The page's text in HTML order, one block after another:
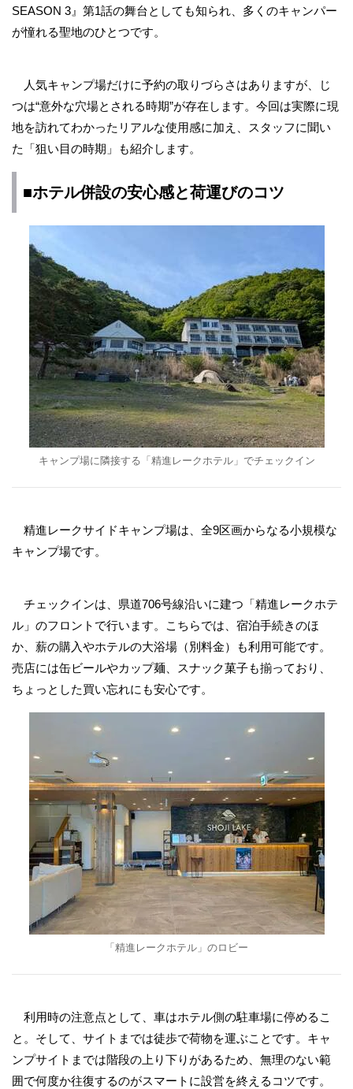
SEASON 3』第1話の舞台としても知られ、多くのキャンパー
が憧れる聖地のひとつです。
人気キャンプ場だけに予約の取りづらさはありますが、じ
つは“意外な穴場とされる時期”が存在します。今回は実際に現
地を訪れてわかったリアルな使用感に加え、スタッフに聞い
た「狙い目の時期」も紹介します。
■ホテル併設の安心感と荷運びのコツ
キャンプ場に隣接する「精進レークホテル」でチェックイン
精進レークサイドキャンプ場は、全9区画からなる小規模な
キャンプ場です。
チェックインは、県道706号線沿いに建つ「精進レークホテ
ル」のフロントで行います。こちらでは、宿泊手続きのほ
か、薪の購入やホテルの大浴場（別料金）も利用可能です。
売店には缶ビールやカップ麺、スナック菓子も揃っており、
ちょっとした買い忘れにも安心です。
「精進レークホテル」のロビー
利用時の注意点として、車はホテル側の駐車場に停めるこ
と。そして、サイトまでは徒歩で荷物を運ぶことです。キャ
ンプサイトまでは階段の上り下りがあるため、無理のない範
囲で何度か往復するのがスマートに設営を終えるコツです。